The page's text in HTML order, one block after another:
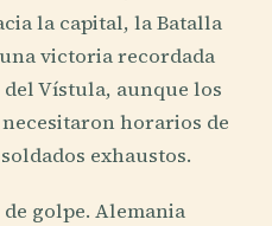
la capital, la Batalla
victoria recordada
Vístula, aunque los
horarios de
exhaustos.
golpe. Alemania